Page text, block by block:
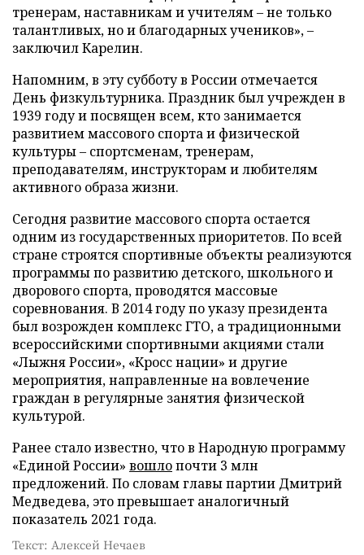
тренерам, наставникам и учителям – не только
талантливых, но и благодарных учеников», –
заключил Карелин.
Напомним, в эту субботу в России отмечается
День физкультурника. Праздник был учрежден в
1939 году и посвящен всем, кто занимается
развитием массового спорта и физической
культуры – спортсменам, тренерам,
преподавателям, инструкторам и любителям
активного образа жизни.
Сегодня развитие массового спорта остается
одним из государственных приоритетов. По всей
стране строятся спортивные объекты реализуются
программы по развитию детского, школьного и
дворового спорта, проводятся массовые
соревнования. В 2014 году по указу президента
был возрожден комплекс ГТО, а традиционными
всероссийскими спортивными акциями стали
«Лыжня России», «Кросс нации» и другие
мероприятия, направленные на вовлечение
граждан в регулярные занятия физической
культурой.
Ранее стало известно, что в Народную программу
«Единой России» вошлопочти 3 млн
предложений. По словам главы партии Дмитрий
Медведева, это превышает аналогичный
показатель 2021 года.
Текст: Алексей Нечаев